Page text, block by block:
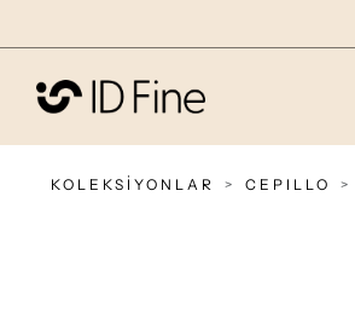
KOLEKSİYONLAR CEPILLO